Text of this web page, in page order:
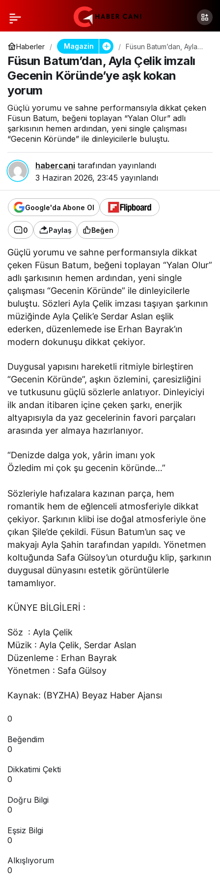
Haberler Magazin
Füsun Batum’dan, Ayla
Çelik imzalı Gecenin
Köründe’ye aşk kokan
yorum
Füsun Batum’dan, Ayla Çelik imzalı
Gecenin Köründe’ye aşk kokan
yorum
Güçlü yorumu ve sahne performansıyla dikkat çeken
Füsun Batum, beğeni toplayan “Yalan Olur” adlı
şarkısının hemen ardından, yeni single çalışması
“Gecenin Köründe” ile dinleyicilerle buluştu.
habercani tarafından yayınlandı
3 Haziran 2026, 23:45 yayınlandı
Google'da Abone Ol
0 Paylaş Beğen
Güçlü yorumu ve sahne performansıyla dikkat
çeken Füsun Batum, beğeni toplayan “Yalan Olur”
adlı şarkısının hemen ardından, yeni single
çalışması “Gecenin Köründe” ile dinleyicilerle
buluştu. Sözleri Ayla Çelik imzası taşıyan şarkının
müziğinde Ayla Çelik’e Serdar Aslan eşlik
ederken, düzenlemede ise Erhan Bayrak’ın
modern dokunuşu dikkat çekiyor.
Duygusal yapısını hareketli ritmiyle birleştiren
“Gecenin Köründe”, aşkın özlemini, çaresizliğini
ve tutkusunu güçlü sözlerle anlatıyor. Dinleyiciyi
ilk andan itibaren içine çeken şarkı, enerjik
altyapısıyla da yaz gecelerinin favori parçaları
arasında yer almaya hazırlanıyor.
“Denizde dalga yok, yârin imanı yok
Özledim mi çok şu gecenin köründe…”
Sözleriyle hafızalara kazınan parça, hem
romantik hem de eğlenceli atmosferiyle dikkat
çekiyor. Şarkının klibi ise doğal atmosferiyle öne
çıkan Şile’de çekildi. Füsun Batum’un saç ve
makyajı Ayla Şahin tarafından yapıldı. Yönetmen
koltuğunda Safa Gülsoy’un oturduğu klip, şarkının
duygusal dünyasını estetik görüntülerle
tamamlıyor.
KÜNYE BİLGİLERİ :
Söz : Ayla Çelik
Müzik : Ayla Çelik, Serdar Aslan
Düzenleme : Erhan Bayrak
Yönetmen : Safa Gülsoy
Kaynak: (BYZHA) Beyaz Haber Ajansı
0
Beğendim
0
Dikkatimi Çekti
0
Doğru Bilgi
0
Eşsiz Bilgi
0
Alkışlıyorum
0